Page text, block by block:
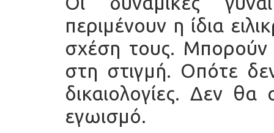
περιμένουν η ίδια
σχέση τους. Μπορούν
στη στιγμή. Οπότε
δικαιολογίες. Δεν
εγωισμό.